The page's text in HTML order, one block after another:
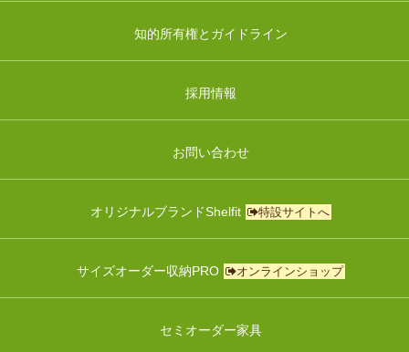
知的所有権とガイドライン
採用情報
お問い合わせ
オリジナルブランドShelfit 特設サイトへ
サイズオーダー収納PRO オンラインショップ
セミオーダー家具